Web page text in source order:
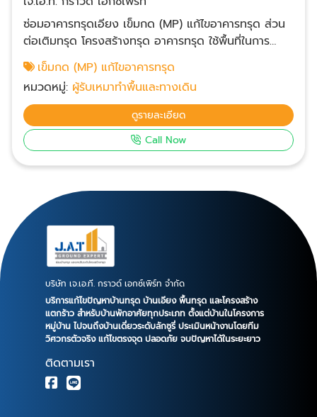
ซ่อมอาคารทรุดเอียง เข็มกด (MP) แก้ไขอาคารทรุด ส่วน
ต่อเติมทรุด โครงสร้างทรุด อาคารทรุด ใช้พื้นที่ในการ
ทำงานน้อย โดยที่ไม่ต้องรื้อโครงสร้างออก ลดผลกระทบ
ของเสียง และแรงสั่นสะเทือนต่อพื้นที่ข้างเคียง วัสดุเป็น
เหล็กหนา หล่อพิเศษ ป้องกันสนิม สามารถทำงานในพื้นที่
แคบได้ วิศวกรประเมินและควบคุมงานเอง พร้อมให้คำ
ปรึกษา สามารถกดลงได้ลึกกว่า 20 เมตร สามารถรับน้ำ
หนักได้มากกว่า 15 ตัน ใช้เวลาน้อยและไม่เลอะเทอะ เมื่อ
คุณสมบัติของเสาเข็มไมโครไพล์แบบกด สามารถกดลงได้
ลึกมากกว่า 20 เมตร - รับน้ำหนักได้มากกว่า 15 ตัน ใช้
พื้นที่การทำงานน้อย โดยไม่ต้องรื้อโครงสร้างออก ลด
ผลกระทบของเสียงและแรงสั่นสะเทือนต่อพื้นที่ข้างเคียง
วัสดุเป็นเหล็กหนา หล่อพิเศษ ป้องกันสนิม ด้วยการชุบกัล
วาไนซ์ มีกระบวนการตรวจสอบความลึกและแรงดัน ขณะ
ทำการกดเสาเข็ม ใช้เวลาน้อยกว่าการซ่อมแบบอื่นๆและไม่
เลอะเทอะ ใช้แรงดันในการกด 20-30 ตัน เสาเข็มไมโคร
ไพล์แบบกดด้วยระบบไฮดรอลิก เสาเข็มไมโครไพล์ออกแบบ
มาเพื่อเสริมความสามารถในการรับน้ำหนักให้กับโครงสร้าง
ที่มีการทรุดตัว และแก้ปัญหาบ้านทรุด โดยเสาเข็มจะถูกกด
ลงไปยังชั้นดินแข็ง เพื่อให้สามารถรับน้ำหนักของ
เข็มกด (MP) แก้ไขอาคารทรุด
หมวดหมู่: ผู้รับเหมาทำพื้นและทางเดิน
ดูรายละเอียด
Call Now
บริษัท เจ.เอ.ที. กราวด์ เอกซ์เพิร์ท จำกัด
บริการแก้ไขปัญหาบ้านทรุด บ้านเอียง พื้นทรุด และโครงสร้าง
แตกร้าว สำหรับบ้านพักอาศัยทุกประเภท ตั้งแต่บ้านในโครงการ
หมู่บ้าน ไปจนถึงบ้านเดี่ยวระดับลักซูรี่ ประเมินหน้างานโดยทีม
วิศวกรตัวจริง แก้ไขตรงจุด ปลอดภัย จบปัญหาได้ในระยะยาว
ติดตามเรา